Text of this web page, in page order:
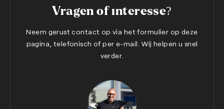
Vragen of interesse?
Neem gerust contact op via het formulier op deze
pagina, telefonisch of per e-mail. Wij helpen u snel
verder.